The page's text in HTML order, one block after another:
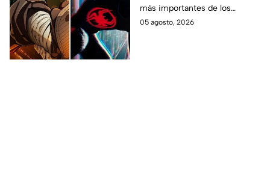
más importantes de los
últimos años.
05 agosto, 2026